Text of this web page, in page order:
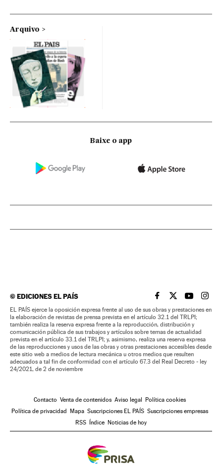
Arquivo
Baixe o app
©EDICIONES EL PAÍS EL PAÍS BRASIL EN
EL PAÍSEL PAÍS
EL
EL PAÍS ejerce la oposición expresa frente al uso de sus obras y prestaciones en
la elaboración de revistas de prensa prevista en el artículo 32.1 del TRLPI;
también realiza la reserva expresa frente a la reproducción, distribución y
comunicación pública de sus trabajos y artículos sobre temas de actualidad
prevista en el artículo 33.1 del TRLPI; y, asimismo, realiza una reserva expresa
de las reproducciones y usos de las obras y otras prestaciones accesibles desde
este sitio web a medios de lectura mecánica u otros medios que resulten
adecuados a tal fin de conformidad con el artículo 67.3 del Real Decreto - ley
24/2021, de 2 de noviembre
Contacto Venta de contenidos Aviso legal Política cookies
Política de privacidad Mapa Suscripciones EL PAÍS Suscripciones empresas
RSS Índice Noticias de hoy